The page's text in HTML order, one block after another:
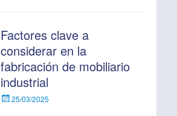
Factores clave a
considerar en la
fabricación de mobiliario
industrial
Escrito25/03/2025